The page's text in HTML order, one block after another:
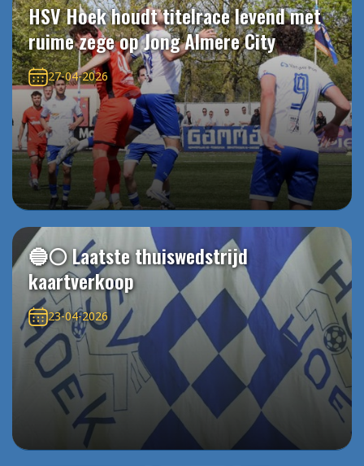
HSV Hoek houdt titelrace levend met
ruime zege op Jong Almere City
27-04-2026
🔵⚪️ Laatste thuiswedstrijd
kaartverkoop
23-04-2026